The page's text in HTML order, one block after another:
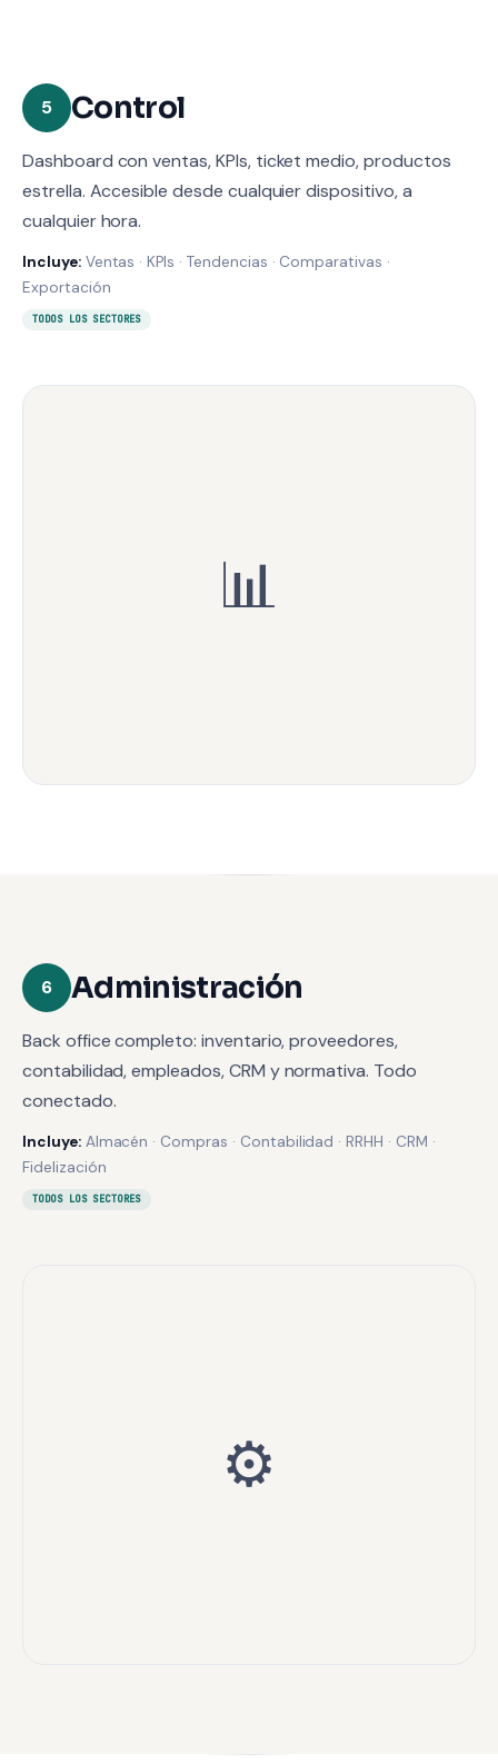
5 Control
Dashboard con ventas, KPIs, ticket medio, productos
estrella. Accesible desde cualquier dispositivo, a
cualquier hora.
Incluye:Ventas · KPIs · Tendencias · Comparativas ·
Exportación
TODOS LOS SECTORES
📊
6 Administración
Back office completo: inventario, proveedores,
contabilidad, empleados, CRM y normativa. Todo
conectado.
Incluye:Almacén · Compras · Contabilidad · RRHH · CRM ·
Fidelización
TODOS LOS SECTORES
⚙️